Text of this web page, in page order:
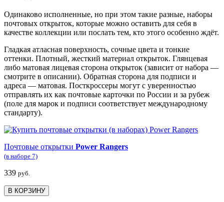
Одинаково исполненные, но при этом такие разные, наборы
почтовых открыток, которые можно оставить для себя в
качестве коллекции или послать тем, кто этого особенно ждёт.
Гладкая атласная поверхность, сочные цвета и тонкие
оттенки. Плотный, жесткий материал открыток. Глянцевая
либо матовая лицевая сторона открыток (зависит от набора —
смотрите в описании). Обратная сторона для подписи и
адреса — матовая. Посткроссеры могут с уверенностью
отправлять их как почтовые карточки по России и за рубеж
(поле для марок и подписи соответствует международному
стандарту).
Почтовые открытки Power Rangers
(в наборе 7)
339 руб.
В КОРЗИНУ